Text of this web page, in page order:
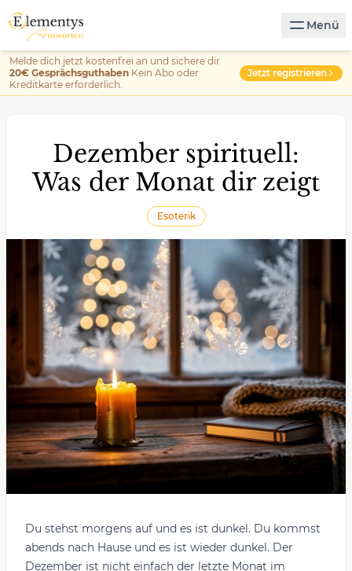
Menü
Melde dich jetzt kostenfrei an und sichere dir
20€ Gesprächsguthaben Kein Abo oder
Kreditkarte erforderlich.
Jetzt registrieren
Dezember spirituell:
Was der Monat dir zeigt
Esoterik
Du stehst morgens auf und es ist dunkel. Du kommst
abends nach Hause und es ist wieder dunkel. Der
Dezember ist nicht einfach der letzte Monat im